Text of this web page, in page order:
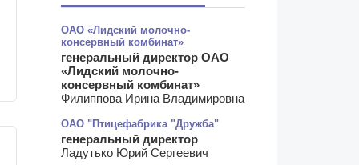
ОАО «Лидский молочно-
консервный комбинат»
генеральный директор ОАО
«Лидский молочно-
консервный комбинат»
Филиппова Ирина Владимировна
ОАО "Птицефабрика "Дружба"
генеральный директор
Ладутько Юрий Сергеевич